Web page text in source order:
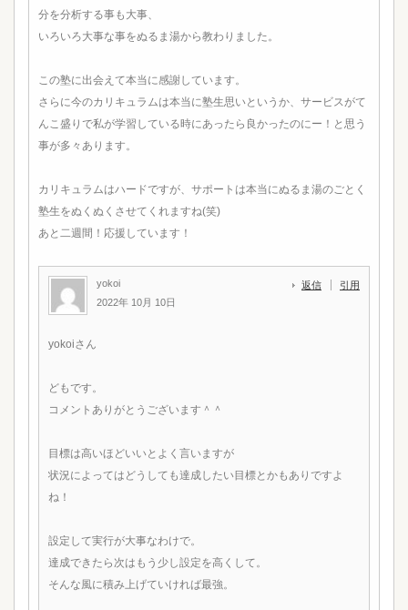
分を分析する事も大事、
いろいろ大事な事をぬるま湯から教わりました。
この塾に出会えて本当に感謝しています。
さらに今のカリキュラムは本当に塾生思いというか、サービスがて
んこ盛りで私が学習している時にあったら良かったのにー！と思う
事が多々あります。
カリキュラムはハードですが、サポートは本当にぬるま湯のごとく
塾生をぬくぬくさせてくれますね(笑)
あと二週間！応援しています！
yokoi
2022年 10月 10日
返信 引用
yokoiさん
どもです。
コメントありがとうございます＾＾
目標は高いほどいいとよく言いますが
状況によってはどうしても達成したい目標とかもありですよ
ね！
設定して実行が大事なわけで。
達成できたら次はもう少し設定を高くして。
そんな風に積み上げていければ最強。